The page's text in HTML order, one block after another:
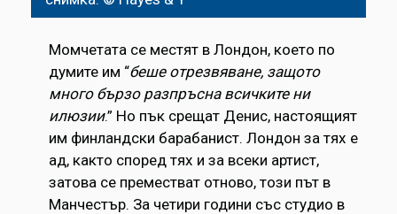
Момчетата се местят в Лондон, което по
думите им “беше отрезвяване, защото
много бързо разпръсна всичките ни
илюзии.” Но пък срещат Денис, настоящият
им финландски барабанист. Лондон за тях е
ад, както според тях и за всеки артист,
затова се преместват отново, този път в
Манчестър. За четири години със студио в